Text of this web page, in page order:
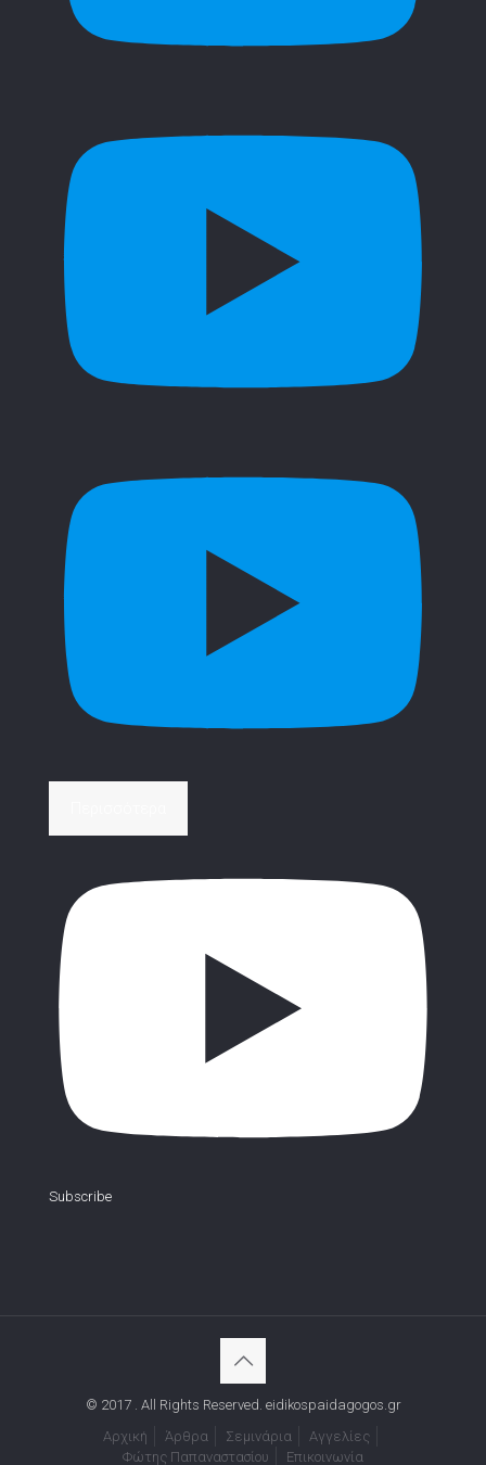
Subscribe
© 2017 . All Rights Reserved. eidikospaidagogos.gr
Αρχική
Άρθρα Σεμινάρια
Αγγελίες
Φώτης Παπαναστασίου
Επικοινωνία